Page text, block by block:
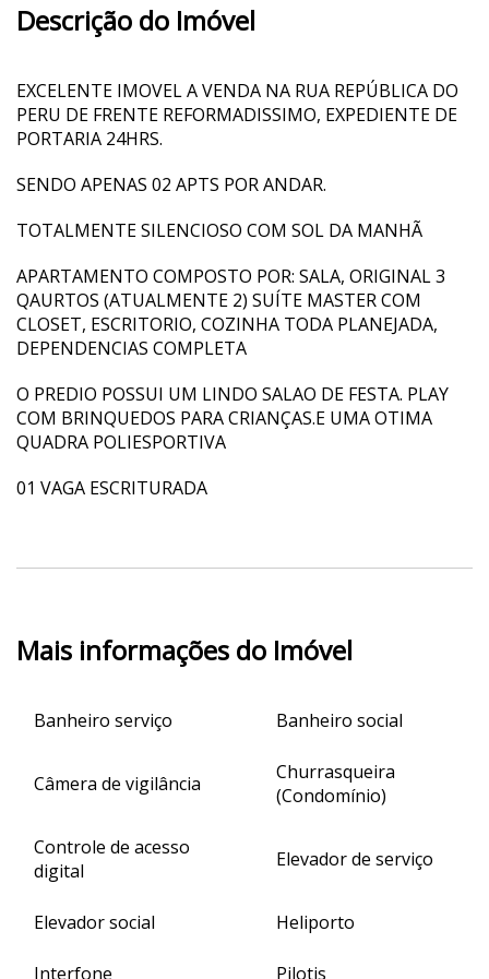
Descrição do Imóvel
EXCELENTE IMOVEL A VENDA NA RUA REPÚBLICA DO
PERU DE FRENTE REFORMADISSIMO, EXPEDIENTE DE
PORTARIA 24HRS.
SENDO APENAS 02 APTS POR ANDAR.
TOTALMENTE SILENCIOSO COM SOL DA MANHÃ
APARTAMENTO COMPOSTO POR: SALA, ORIGINAL 3
QAURTOS (ATUALMENTE 2) SUÍTE MASTER COM
CLOSET, ESCRITORIO, COZINHA TODA PLANEJADA,
DEPENDENCIAS COMPLETA
O PREDIO POSSUI UM LINDO SALAO DE FESTA. PLAY
COM BRINQUEDOS PARA CRIANÇAS.E UMA OTIMA
QUADRA POLIESPORTIVA
01 VAGA ESCRITURADA
Mais informações do Imóvel
Banheiro serviço Banheiro social
Câmera de vigilância
Churrasqueira
(Condomínio)
Controle de acesso
digital
Elevador de serviço
Elevador social Heliporto
Interfone Pilotis